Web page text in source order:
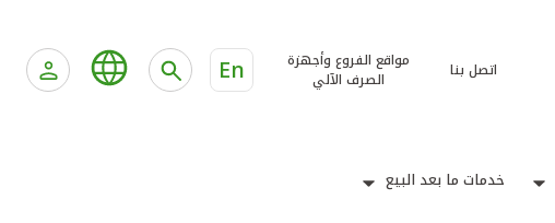
اتصل بنا
مواقع الفروع وأجهزة
الصرف الآلي
En
خدمات ما بعد البيع